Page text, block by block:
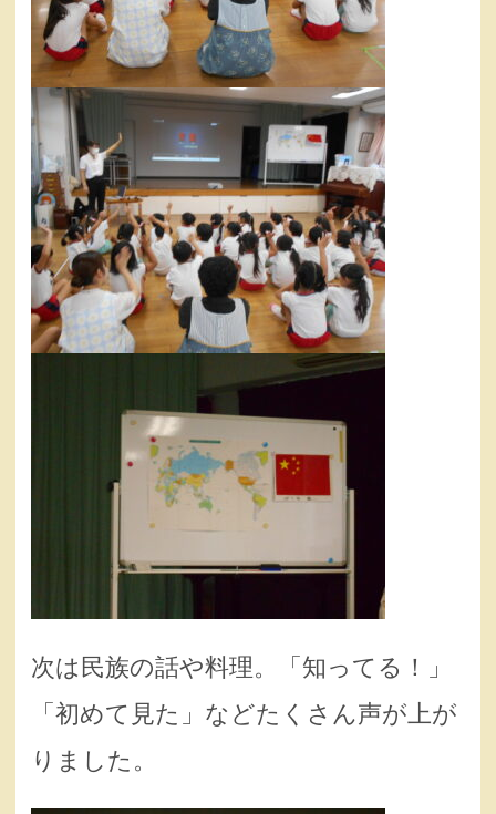
次は民族の話や料理。「知ってる！」
「初めて見た」などたくさん声が上が
りました。